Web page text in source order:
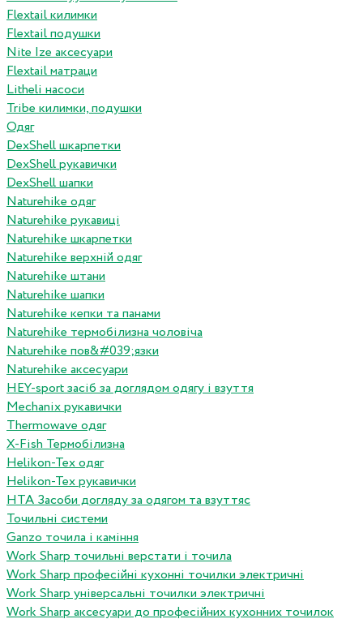
Flextail килимки
Flextail подушки
Nite Ize аксесуари
Flextail матраци
Litheli насоси
Tribe килимки, подушки
Одяг
DexShell шкарпетки
DexShell рукавички
DexShell шапки
Naturehike одяг
Naturehike рукавиці
Naturehike шкарпетки
Naturehike верхній одяг
Naturehike штани
Naturehike шапки
Naturehike кепки та панами
Naturehike термобілизна чоловіча
Naturehike пов&#039;язки
Naturehike аксесуари
HEY-sport засіб за доглядом одягу і взуття
Mechanix рукавички
Thermowave одяг
X-Fish Термобілизна
Helikon-Tex одяг
Helikon-Tex рукавички
HTA Засоби догляду за одягом та взуттяс
Точильні системи
Ganzo точила і каміння
Work Sharp точильні верстати і точила
Work Sharp професiйнi кухоннi точилки электричнi
Work Sharp унiверсальнi точилки электричнi
Work Sharp аксесуари до професiйних кухонних точилок